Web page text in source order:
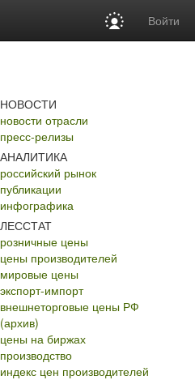
Войти
НОВОСТИ
новости отрасли
пресс-релизы
АНАЛИТИКА
российский рынок
публикации
инфографика
ЛЕССТАТ
розничные цены
цены производителей
мировые цены
экспорт-импорт
внешнеторговые цены РФ
(архив)
цены на биржах
производство
индекс цен производителей